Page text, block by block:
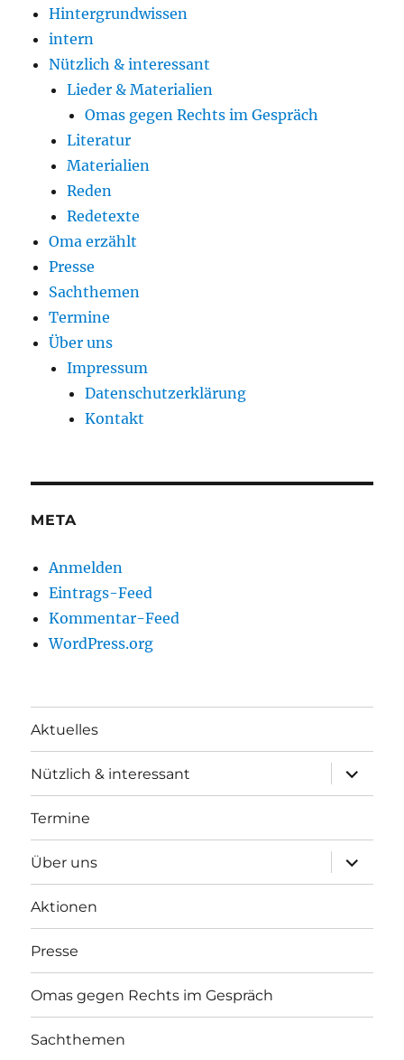
Hintergrundwissen
intern
Nützlich & interessant
Lieder & Materialien
Omas gegen Rechts im Gespräch
Literatur
Materialien
Reden
Redetexte
Oma erzählt
Presse
Sachthemen
Termine
Über uns
Impressum
Datenschutzerklärung
Kontakt
META
Anmelden
Eintrags-Feed
Kommentar-Feed
WordPress.org
Aktuelles
Nützlich & interessant
anzeigen
Termine
Über uns
anzeigen
Aktionen
Presse
Omas gegen Rechts im Gespräch
Sachthemen